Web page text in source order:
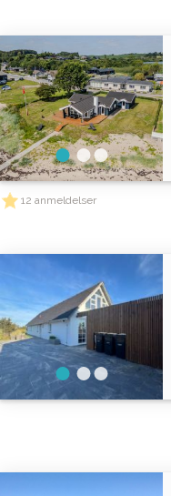
12 anmeldelser